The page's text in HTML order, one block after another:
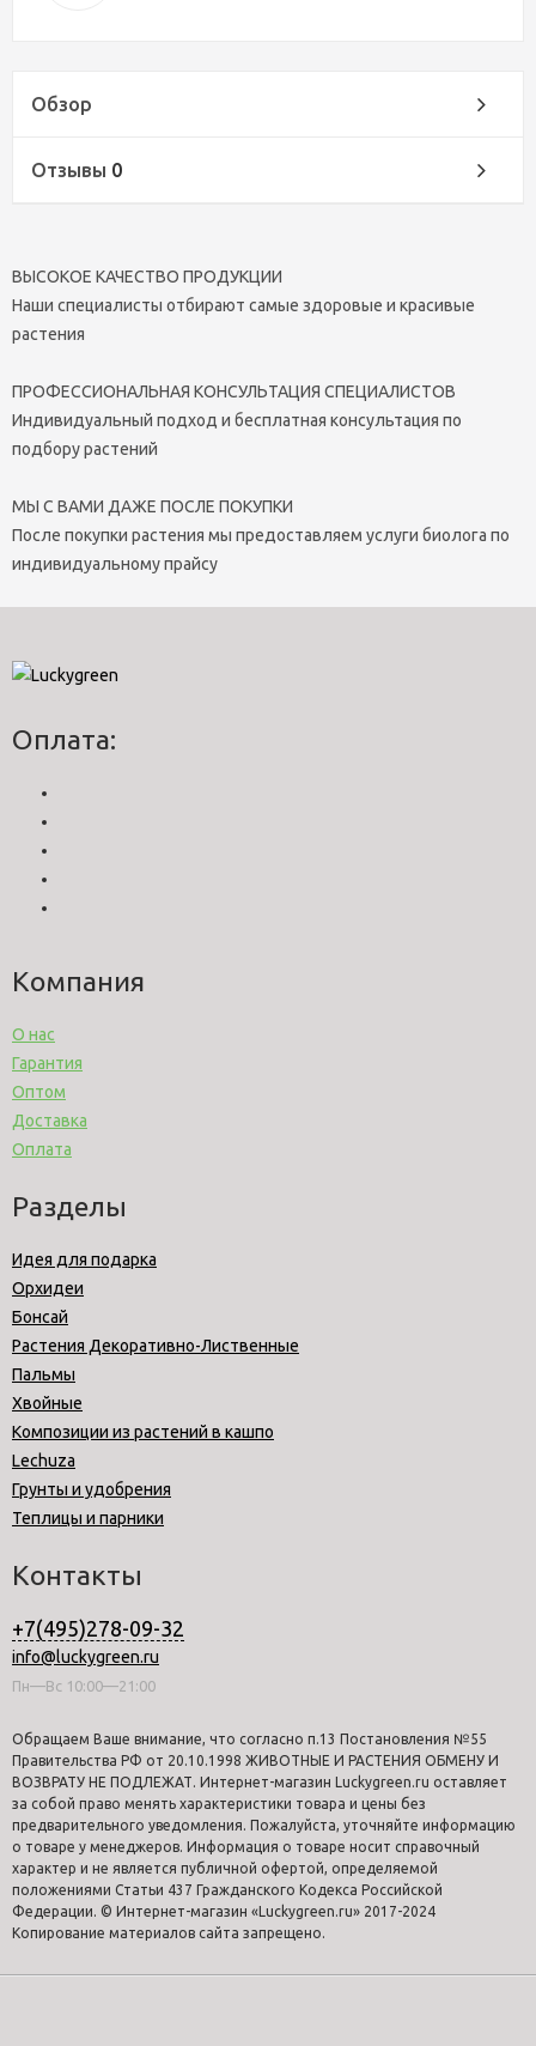
Обзор
Отзывы 0
ВЫСОКОЕ КАЧЕСТВО ПРОДУКЦИИ
Наши специалисты отбирают самые здоровые и красивые
растения
ПРОФЕССИОНАЛЬНАЯ КОНСУЛЬТАЦИЯ СПЕЦИАЛИСТОВ
Индивидуальный подход и бесплатная консультация по
подбору растений
МЫ С ВАМИ ДАЖЕ ПОСЛЕ ПОКУПКИ
После покупки растения мы предоставляем услуги биолога по
индивидуальному прайсу
Оплата:
Компания
О нас
Гарантия
Оптом
Доставка
Оплата
Разделы
Идея для подарка
Орхидеи
Бонсай
Растения Декоративно-Лиственные
Пальмы
Хвойные
Композиции из растений в кашпо
Lechuza
Грунты и удобрения
Теплицы и парники
Контакты
+7(495)278-09-32
info@luckygreen.ru
Пн—Вс 10:00—21:00
Обращаем Ваше внимание, что согласно п.13 Постановления №55
Правительства РФ от 20.10.1998 ЖИВОТНЫЕ И РАСТЕНИЯ ОБМЕНУ И
ВОЗВРАТУ НЕ ПОДЛЕЖАТ. Интернет-магазин Luckygreen.ru оставляет
за собой право менять характеристики товара и цены без
предварительного уведомления. Пожалуйста, уточняйте информацию
о товаре у менеджеров. Информация о товаре носит справочный
характер и не является публичной офертой, определяемой
положениями Статьи 437 Гражданского Кодекса Российской
Федерации. © Интернет-магазин «Luckygreen.ru» 2017-2024
Копирование материалов сайта запрещено.